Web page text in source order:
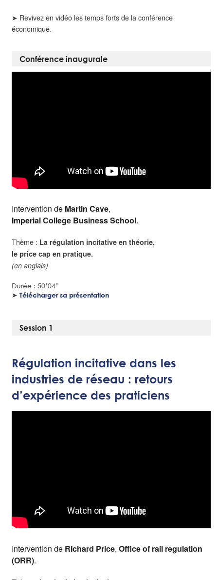
➤ Revivez en vidéo les temps forts de la conférence
économique.
Conférence inaugurale
Intervention de Martin Cave,
Imperial College Business School.
Thème : La régulation incitative en théorie,
le price cap en pratique.
(en anglais)
Durée : 50’04”
➤ Télécharger sa présentation
Session 1
Régulation incitative dans les
industries de réseau : retours
d’expérience des praticiens
Intervention de Richard Price, Office of rail regulation
(ORR).